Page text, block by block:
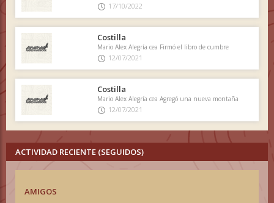
17/10/2022
Costilla
Mario Alex Alegría cea Firmó el libro de cumbre
12/07/2021
Costilla
Mario Alex Alegría cea Agregó una nueva montaña
12/07/2021
ACTIVIDAD RECIENTE (SEGUIDOS)
AMIGOS